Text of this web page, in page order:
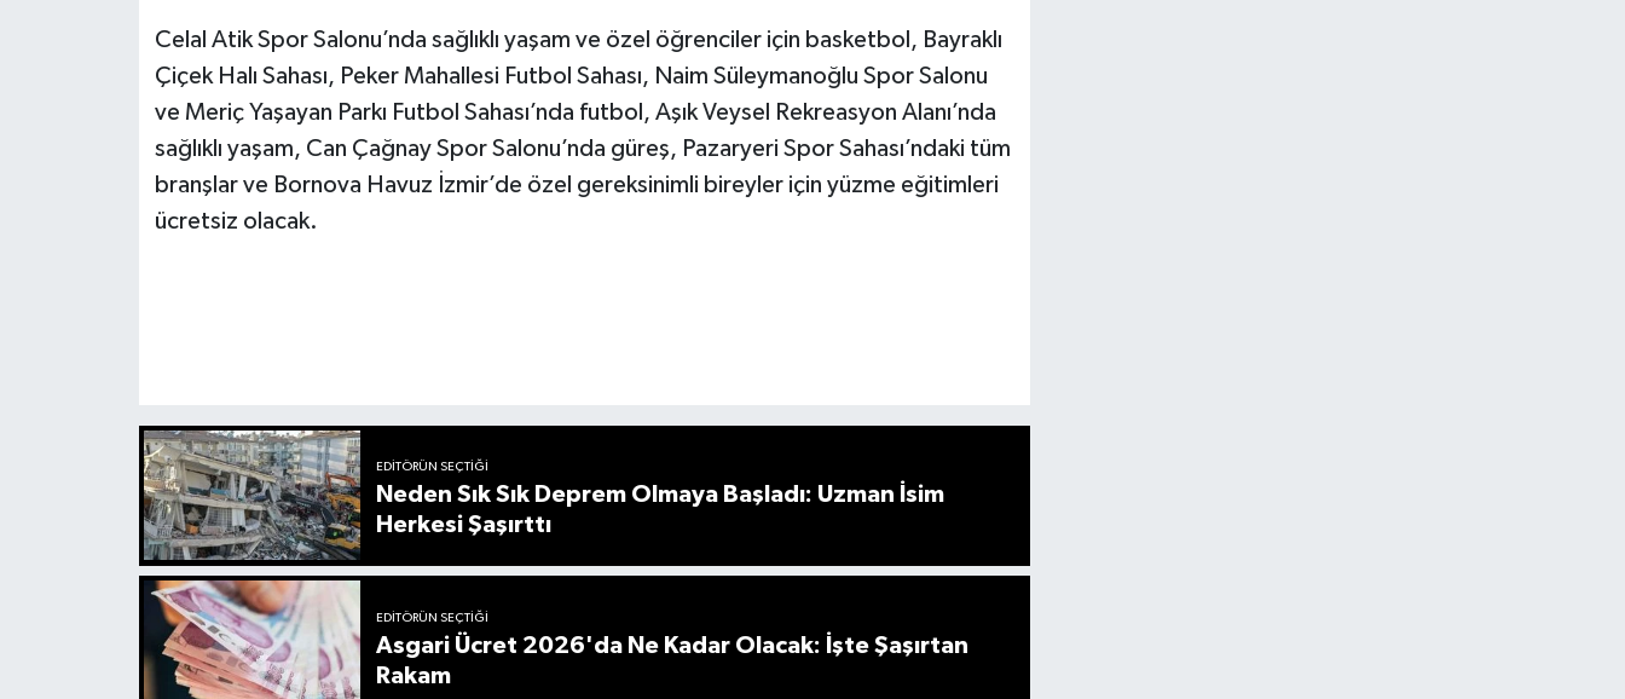
Celal Atik Spor Salonu’nda sağlıklı yaşam ve özel öğrenciler için basketbol, Bayraklı
Çiçek Halı Sahası, Peker Mahallesi Futbol Sahası, Naim Süleymanoğlu Spor Salonu
ve Meriç Yaşayan Parkı Futbol Sahası’nda futbol, Aşık Veysel Rekreasyon Alanı’nda
sağlıklı yaşam, Can Çağnay Spor Salonu’nda güreş, Pazaryeri Spor Sahası’ndaki tüm
branşlar ve Bornova Havuz İzmir’de özel gereksinimli bireyler için yüzme eğitimleri
ücretsiz olacak.
EDITÖRÜN SEÇTIĞI
Neden Sık Sık Deprem Olmaya Başladı: Uzman İsim
Herkesi Şaşırttı
EDITÖRÜN SEÇTIĞI
Asgari Ücret 2026'da Ne Kadar Olacak: İşte Şaşırtan
Rakam